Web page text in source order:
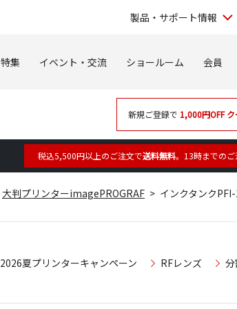
製品・サポート情報
特集 イベント・交流 ショールーム 会員
新規ご登録で 1,000円OFF
税込5,500円以上のご注文で送料無料。13時までのご
大判プリンターimagePROGRAF インクタンク
2026夏プリンターキャンペーン RFレンズ